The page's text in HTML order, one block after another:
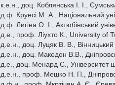
к.е.н., доц. Коблянська І. І.,
д.ф. Круесі М. А., Національний
д.ф. Лигіна О. І., Актюбінський
д.e., проф. Ліухто К., University of
д.е.н., доц. Луцяк В. В., Вінницький
д.е.н., доц. Македон В.В.,
д.е., доц. Менард С.,
д.e.н., проф. Мешко Н. П.,